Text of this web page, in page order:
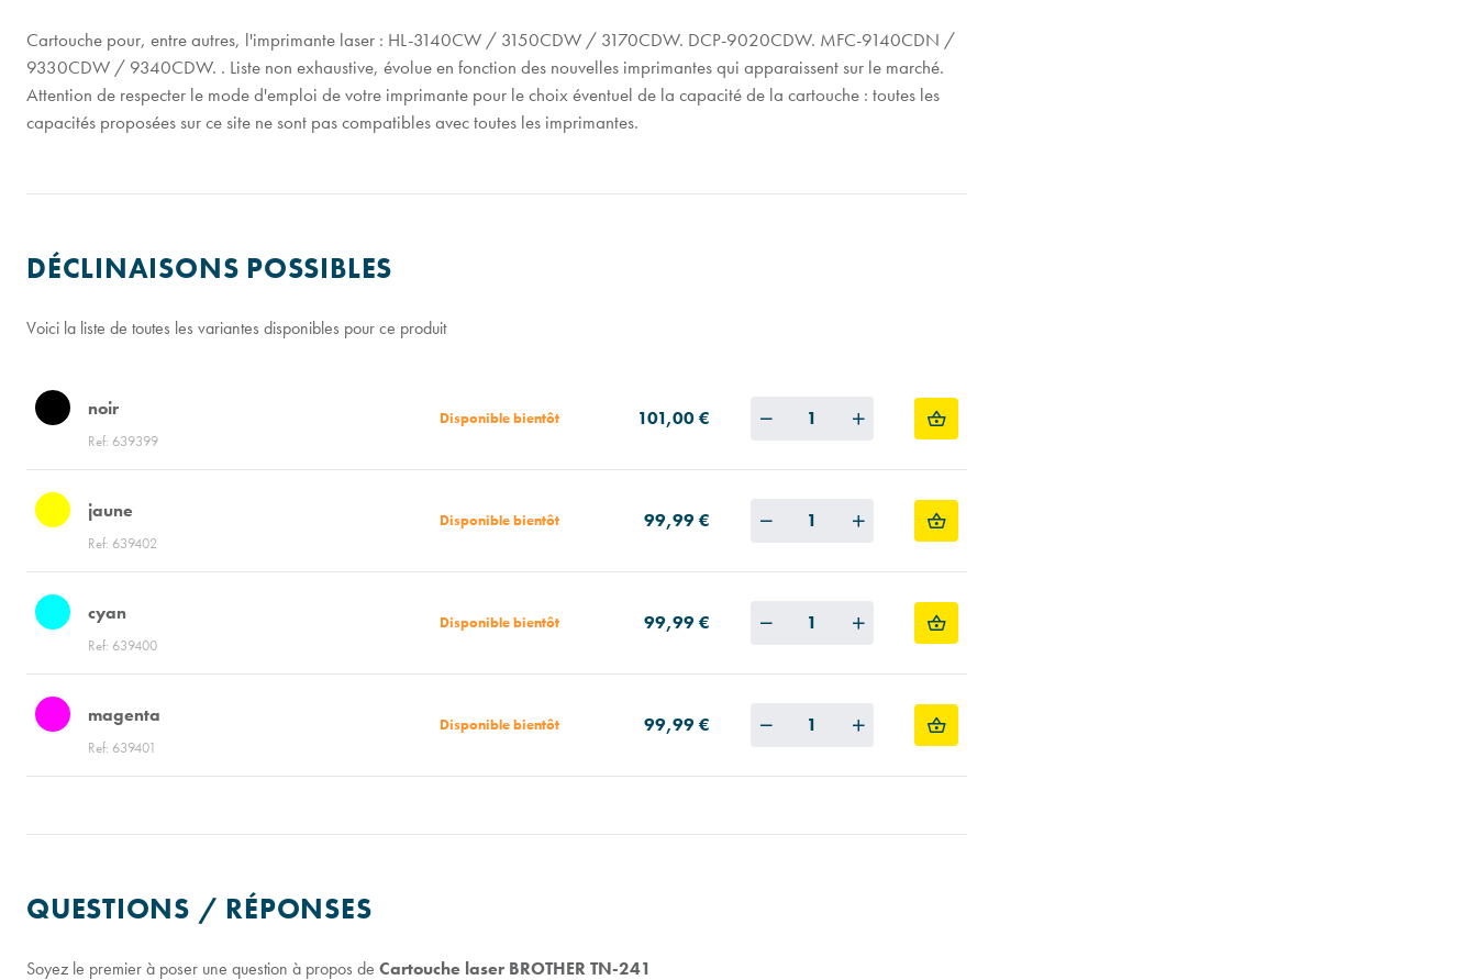
Cartouche pour, entre autres, l'imprimante laser : HL-3140CW / 3150CDW / 3170CDW. DCP-9020CDW. MFC-9140CDN /
9330CDW / 9340CDW. . Liste non exhaustive, évolue en fonction des nouvelles imprimantes qui apparaissent sur le marché.
Attention de respecter le mode d'emploi de votre imprimante pour le choix éventuel de la capacité de la cartouche : toutes les
capacités proposées sur ce site ne sont pas compatibles avec toutes les imprimantes.
DÉCLINAISONS POSSIBLES
Voici la liste de toutes les variantes disponibles pour ce produit
noir
Ref: 639399
Disponible bientôt 101,00 € Quantity
jaune
Ref: 639402
Disponible bientôt 99,99 € Quantity
cyan
Ref: 639400
Disponible bientôt 99,99 € Quantity
magenta
Ref: 639401
Disponible bientôt 99,99 € Quantity
QUESTIONS / RÉPONSES
Soyez le premier à poser une question à propos de Cartouche laser BROTHER TN-241